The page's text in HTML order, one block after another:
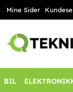
Mine Sider
BIL